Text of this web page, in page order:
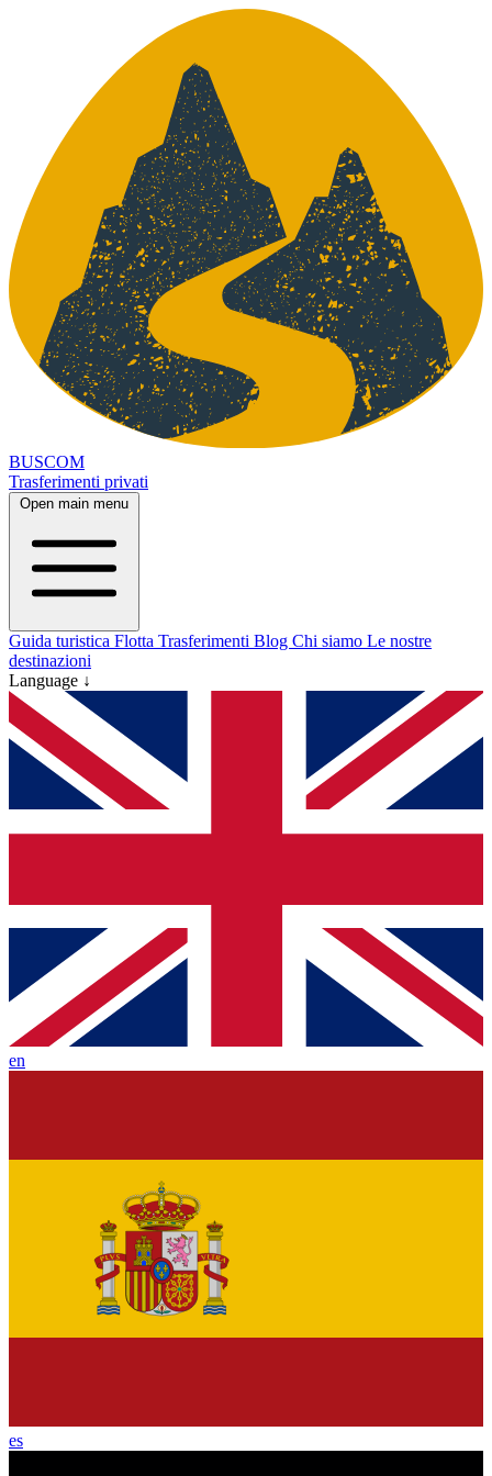
BUSCOM
Trasferimenti privati
Open main menu
Guida turistica Flotta Trasferimenti Blog Chi siamo Le nostre
destinazioni
Language ↓
en
es